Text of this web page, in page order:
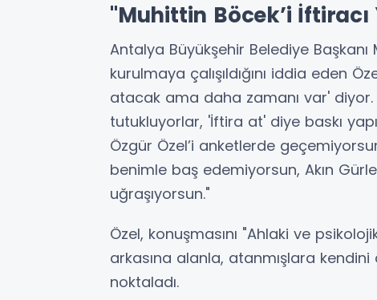
"Muhittin Böcek’i
Antalya Büyükşehir Belediye
kurulmaya çalışıldığını iddia eden
atacak ama daha zamanı var' diyor.
tutukluyorlar, 'İftira at' diye baskı
Özgür Özel’i anketlerde
benimle baş edemiyorsun, Akın
uğraşıyorsun."
Özel, konuşmasını "Ahlaki ve
arkasına alanla, atanmışlara
noktaladı.